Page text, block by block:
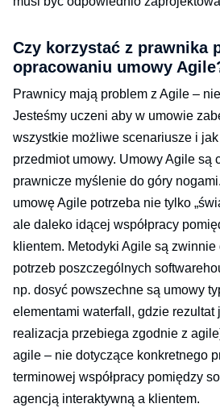
Czy korzystać z prawnika
opracowaniu umowy
Prawnicy mają problem z Agile –
Jesteśmy uczeni aby w umowie
wszystkie możliwe scenariusze i
przedmiot umowy. Umowy Agile są
prawnicze myślenie do góry
umowę Agile potrzeba nie tylko
ale daleko idącej współpracy
klientem. Metodyki Agile są
potrzeb poszczególnych
np. dosyć powszechne są umowy
elementami waterfall, gdzie rezultat
realizacja przebiega zgodnie z
agile – nie dotyczące konkretnego
terminowej współpracy pomiędzy
agencją interaktywną a klientem.